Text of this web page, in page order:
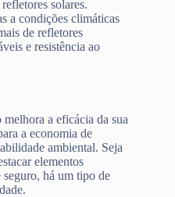
solares.
a condições climáticas
de refletores
e resistência ao
melhora a eficácia da sua
a economia de
ambiental. Seja
elementos
há um tipo de